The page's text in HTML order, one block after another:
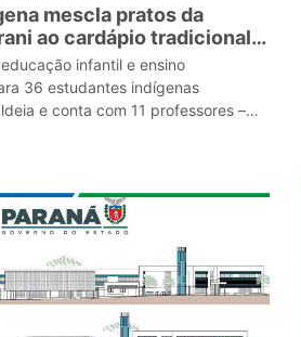
mescla pratos da
ao cardápio tradicional
infantil e ensino
36 estudantes indígenas
e conta com 11 professores –